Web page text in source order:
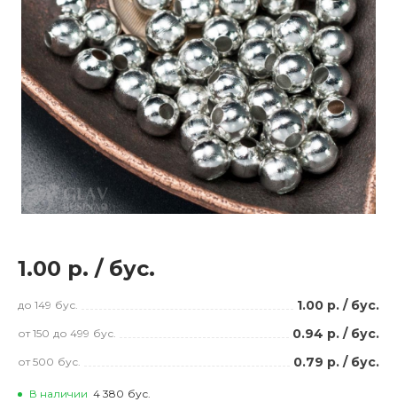
1.00 р. / бус.
до 149 бус. 1.00 р. / бус.
от 150 до 499 бус. 0.94 р. / бус.
от 500 бус. 0.79 р. / бус.
В наличии 4 380 бус.